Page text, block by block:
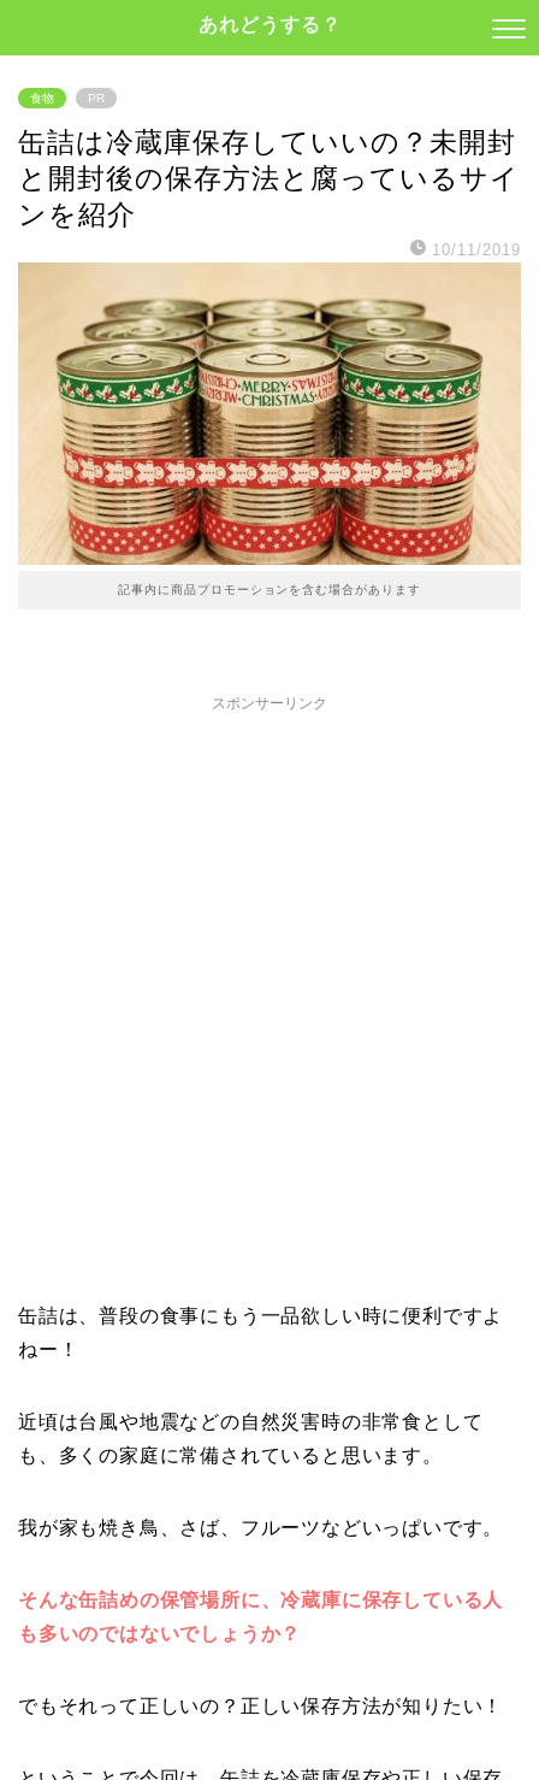
あれどうする？
食物 PR
缶詰は冷蔵庫保存していいの？未開封
と開封後の保存方法と腐っているサイ
ンを紹介
10/11/2019
記事内に商品プロモーションを含む場合があります
スポンサーリンク
缶詰は、普段の食事にもう一品欲しい時に便利ですよ
ねー！
近頃は台風や地震などの自然災害時の非常食として
も、多くの家庭に常備されていると思います。
我が家も焼き鳥、さば、フルーツなどいっぱいです。
そんな缶詰めの保管場所に、冷蔵庫に保存している人
も多いのではないでしょうか？
でもそれって正しいの？正しい保存方法が知りたい！